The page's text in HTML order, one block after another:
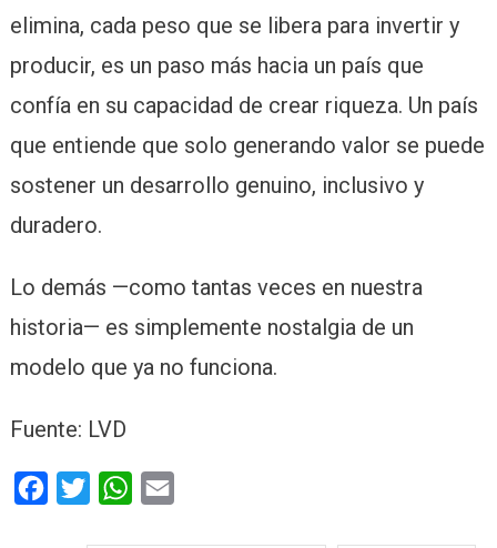
elimina, cada peso que se libera para invertir y
producir, es un paso más hacia un país que
confía en su capacidad de crear riqueza. Un país
que entiende que solo generando valor se puede
sostener un desarrollo genuino, inclusivo y
duradero.
Lo demás —como tantas veces en nuestra
historia— es simplemente nostalgia de un
modelo que ya no funciona.
Fuente: LVD
Facebook
Twitter WhatsApp